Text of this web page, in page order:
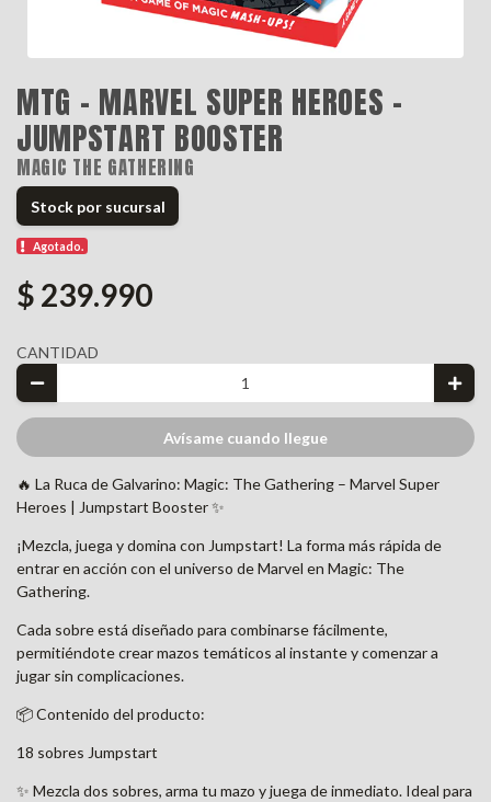
MTG - MARVEL SUPER HEROES -
JUMPSTART BOOSTER
MAGIC THE GATHERING
Stock por sucursal
Agotado.
$ 239.990
CANTIDAD
Avísame cuando llegue
🔥 La Ruca de Galvarino: Magic: The Gathering – Marvel Super
Heroes | Jumpstart Booster ✨
¡Mezcla, juega y domina con Jumpstart! La forma más rápida de
entrar en acción con el universo de Marvel en Magic: The
Gathering.
Cada sobre está diseñado para combinarse fácilmente,
permitiéndote crear mazos temáticos al instante y comenzar a
jugar sin complicaciones.
📦 Contenido del producto:
18 sobres Jumpstart
✨ Mezcla dos sobres, arma tu mazo y juega de inmediato. Ideal para